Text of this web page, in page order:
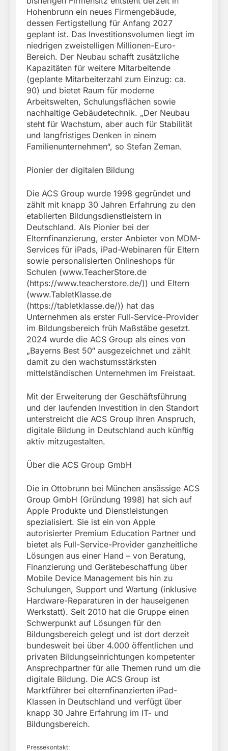
Hohenbrunn ein neues Firmengebäude,
dessen Fertigstellung für Anfang 2027
geplant ist. Das Investitionsvolumen liegt im
niedrigen zweistelligen Millionen-Euro-
Bereich. Der Neubau schafft zusätzliche
Kapazitäten für weitere Mitarbeitende
(geplante Mitarbeiterzahl zum Einzug: ca.
90) und bietet Raum für moderne
Arbeitswelten, Schulungsflächen sowie
nachhaltige Gebäudetechnik. „Der Neubau
steht für Wachstum, aber auch für Stabilität
und langfristiges Denken in einem
Familienunternehmen“, so Stefan Zeman.
Pionier der digitalen Bildung
Die ACS Group wurde 1998 gegründet und
zählt mit knapp 30 Jahren Erfahrung zu den
etablierten Bildungsdienstleistern in
Deutschland. Als Pionier bei der
Elternfinanzierung, erster Anbieter von MDM-
Services für iPads, iPad-Webinaren für Eltern
sowie personalisierten Onlineshops für
Schulen (www.TeacherStore.de
(https://www.teacherstore.de/)) und Eltern
(www.TabletKlasse.de
(https://tabletklasse.de/)) hat das
Unternehmen als erster Full-Service-Provider
im Bildungsbereich früh Maßstäbe gesetzt.
2024 wurde die ACS Group als eines von
„Bayerns Best 50“ ausgezeichnet und zählt
damit zu den wachstumsstärksten
mittelständischen Unternehmen im Freistaat.
Mit der Erweiterung der Geschäftsführung
und der laufenden Investition in den Standort
unterstreicht die ACS Group ihren Anspruch,
digitale Bildung in Deutschland auch künftig
aktiv mitzugestalten.
Über die ACS Group GmbH
Die in Ottobrunn bei München ansässige ACS
Group GmbH (Gründung 1998) hat sich auf
Apple Produkte und Dienstleistungen
spezialisiert. Sie ist ein von Apple
autorisierter Premium Education Partner und
bietet als Full-Service-Provider ganzheitliche
Lösungen aus einer Hand – von Beratung,
Finanzierung und Gerätebeschaffung über
Mobile Device Management bis hin zu
Schulungen, Support und Wartung (inklusive
Hardware-Reparaturen in der hauseigenen
Werkstatt). Seit 2010 hat die Gruppe einen
Schwerpunkt auf Lösungen für den
Bildungsbereich gelegt und ist dort derzeit
bundesweit bei über 4.000 öffentlichen und
privaten Bildungseinrichtungen kompetenter
Ansprechpartner für alle Themen rund um die
digitale Bildung. Die ACS Group ist
Marktführer bei elternfinanzierten iPad-
Klassen in Deutschland und verfügt über
knapp 30 Jahre Erfahrung im IT- und
Bildungsbereich.
Pressekontakt: